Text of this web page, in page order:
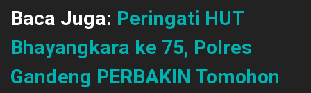
Baca Juga: Peringati HUT
Bhayangkara ke 75, Polres
Gandeng PERBAKIN Tomohon